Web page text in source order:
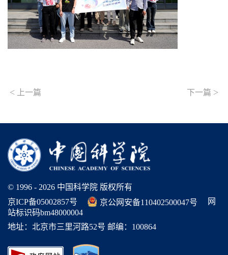
< 上一篇 下一篇 >
© 1996 - 2026 中国科学院 版权所有
京ICP备05002857号
京公网安备110402500047号
网
站标识码bm48000004
地址：北京市三里河路52号 邮编：100864